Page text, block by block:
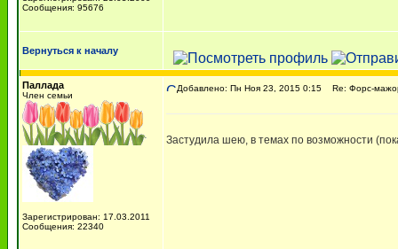
Сообщения: 95676
Вернуться к началу
Паллада
Член семьи
Зарегистрирован: 17.03.2011
Сообщения: 22340
Добавлено: Пн Ноя 23, 2015 0:15 Re: Форс-
Застудила шею, в темах по возможности